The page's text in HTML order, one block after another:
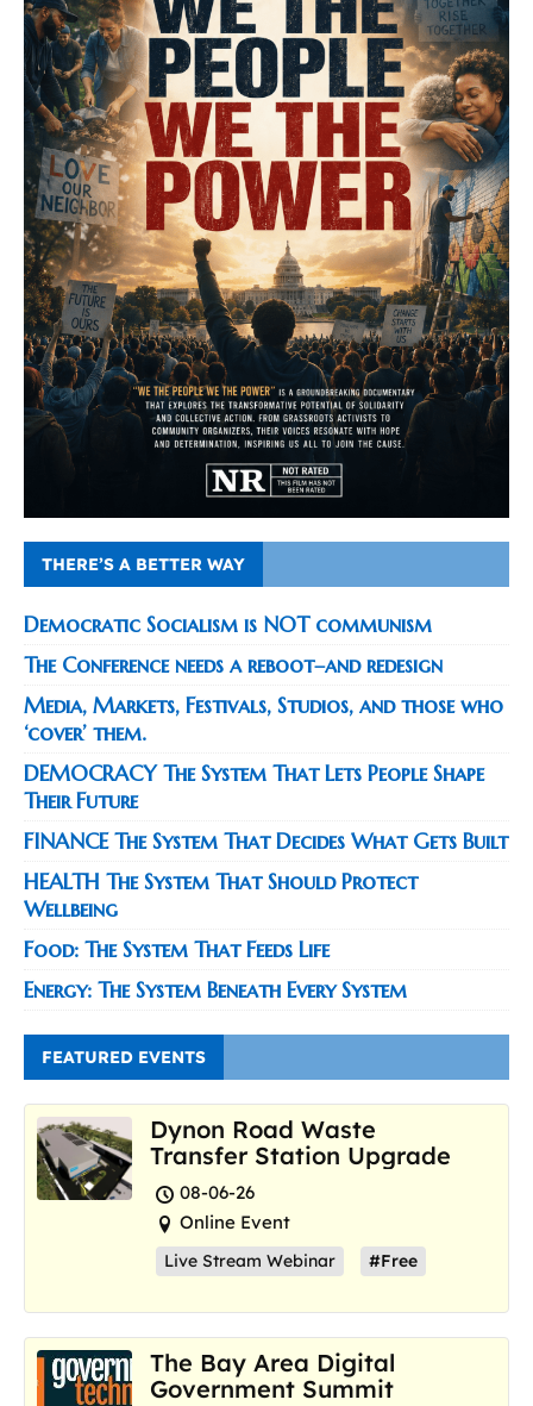
THERE’S A BETTER WAY
Democratic Socialism is NOT communism
The Conference needs a reboot–and redesign
Media, Markets, Festivals, Studios, and those who
‘cover’ them.
DEMOCRACY The System That Lets People Shape
Their Future
FINANCE The System That Decides What Gets Built
HEALTH The System That Should Protect
Wellbeing
Food: The System That Feeds Life
Energy: The System Beneath Every System
FEATURED EVENTS
Dynon Road Waste
Transfer Station Upgrade
08-06-26
Online Event
Live Stream Webinar #Free
The Bay Area Digital
Government Summit